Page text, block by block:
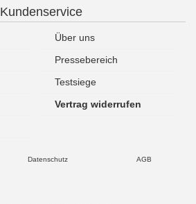
Kundenservice
Über uns
Pressebereich
Testsiege
Vertrag widerrufen
Datenschutz AGB